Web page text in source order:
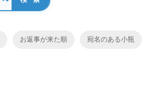
お返事が来た順 宛名のある小瓶